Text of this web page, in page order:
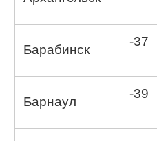
Барабинск
-37
Барнаул
-39